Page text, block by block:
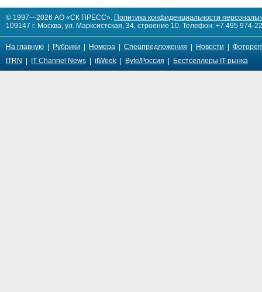
© 1997—2026 АО «СК ПРЕСС». Политика конфиденциальности
109147 г. Москва, ул. Марксистская, 34, строение 10. Телефон: +7 495 974-
На главную Рубрики Номера Спецпредложения Новости
ITRN
IT Channel News itWeek Byte/Россия Бестселлеры IT-рынка